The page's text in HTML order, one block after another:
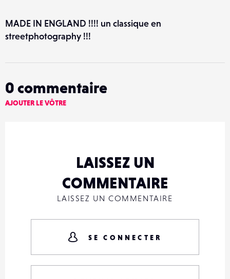
MADE IN ENGLAND !!!! un classique en
streetphotography !!!
0 commentaire
AJOUTER LE VÔTRE
LAISSEZ UN
COMMENTAIRE
LAISSEZ UN COMMENTAIRE
SE CONNECTER